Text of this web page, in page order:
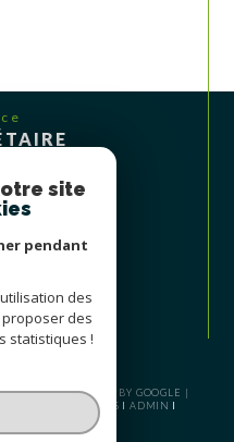
POWERED BY GOOGLE |
MENTIONS LÉGALES
ADMIN
RGPD COOKIES
site
pendant
des
des
statistiques !